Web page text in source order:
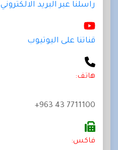
راسلنا عبر البريد الالكتروني
قناتنا على اليوتيوب
هاتف:
+963 43 7711100
فاكس: